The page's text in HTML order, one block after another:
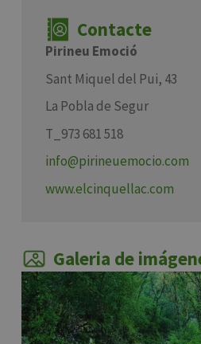
Contacte
Pirineu Emoció
Sant Miquel del Pui, 43
La Pobla de Segur
T_973 681 518
info@pirineuemocio.com
www.elcinquellac.com
Galeria de